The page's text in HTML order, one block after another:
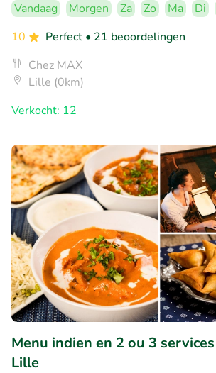
Vandaag Morgen Za Zo Ma Di
10
Perfect • 21 beoordelingen
Chez MAX
Lille (0km)
Verkocht: 12
Menu indien en 2 ou 3
Lille